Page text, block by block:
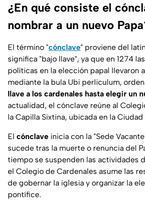
¿En qué consiste el
nombrar a un nuevo
El término "cónclave" proviene del
significa "bajo llave", ya que en 1274
políticas en la elección papal llevaron
mediante la bula Ubi perliculum,
llave a los cardenales hasta elegir un
actualidad, el cónclave reúne al
la Capilla Sixtina, ubicada en la
El cónclave inicia con la "Sede
sucede tras la muerte o renuncia del
tiempo se suspenden las actividades
el Colegio de Cardenales asume las
de gobernar la iglesia y organizar la
pontífice.